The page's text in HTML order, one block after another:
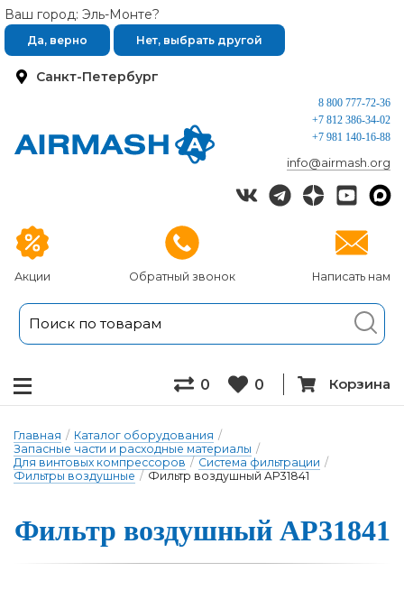
Санкт-Петербург
Ваш город: Эль-Монте?
Да, верно Нет, выбрать другой
Акции Обратный звонок Написать нам
8 800 777-72-36
+7 812 386-34-02
+7 981 140-16-88
info@airmash.org
0 0 Корзина
Главная / Каталог оборудования /
Запасные части и расходные материалы /
Для винтовых компрессоров / Система фильтрации /
Фильтры воздушные / Фильтр воздушный AP31841
Фильтр воздушный AP31841